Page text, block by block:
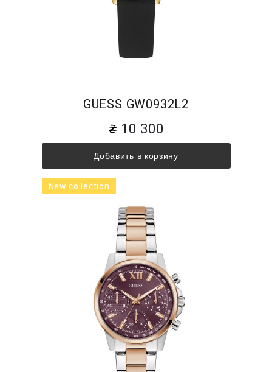
GUESS GW0932L2
10 300
Добавить в корзину
New collection